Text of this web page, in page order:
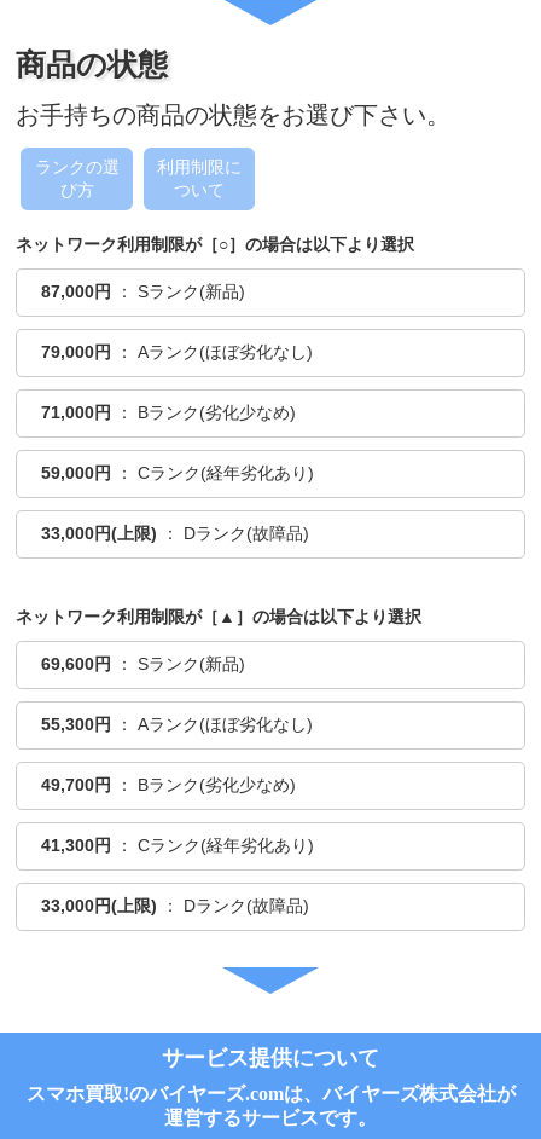
商品の状態
お手持ちの商品の状態をお選び下さい。
ランクの選
び方
利用制限に
ついて
ネットワーク利用制限が［○］の場合は以下より選択
87,000円 ： Sランク(新品)
79,000円 ： Aランク(ほぼ劣化なし)
71,000円 ： Bランク(劣化少なめ)
59,000円 ： Cランク(経年劣化あり)
33,000円(上限) ： Dランク(故障品)
ネットワーク利用制限が［▲］の場合は以下より選択
69,600円 ： Sランク(新品)
55,300円 ： Aランク(ほぼ劣化なし)
49,700円 ： Bランク(劣化少なめ)
41,300円 ： Cランク(経年劣化あり)
33,000円(上限) ： Dランク(故障品)
サービス提供について
スマホ買取!のバイヤーズ.comは、バイヤーズ株式会社が
運営するサービスです。